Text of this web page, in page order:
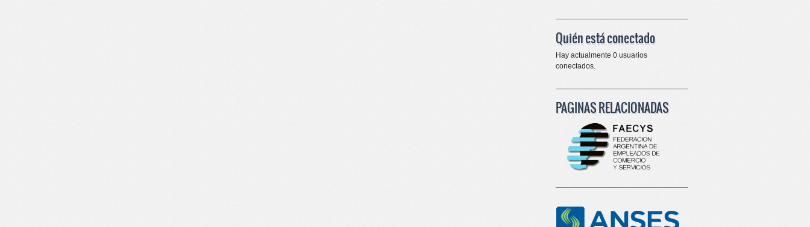
Quién está conectado
Hay actualmente 0 usuarios
conectados.
PAGINAS RELACIONADAS